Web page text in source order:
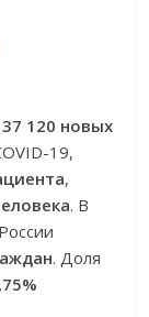
37 120 новых
19,
,
. В
. Доля